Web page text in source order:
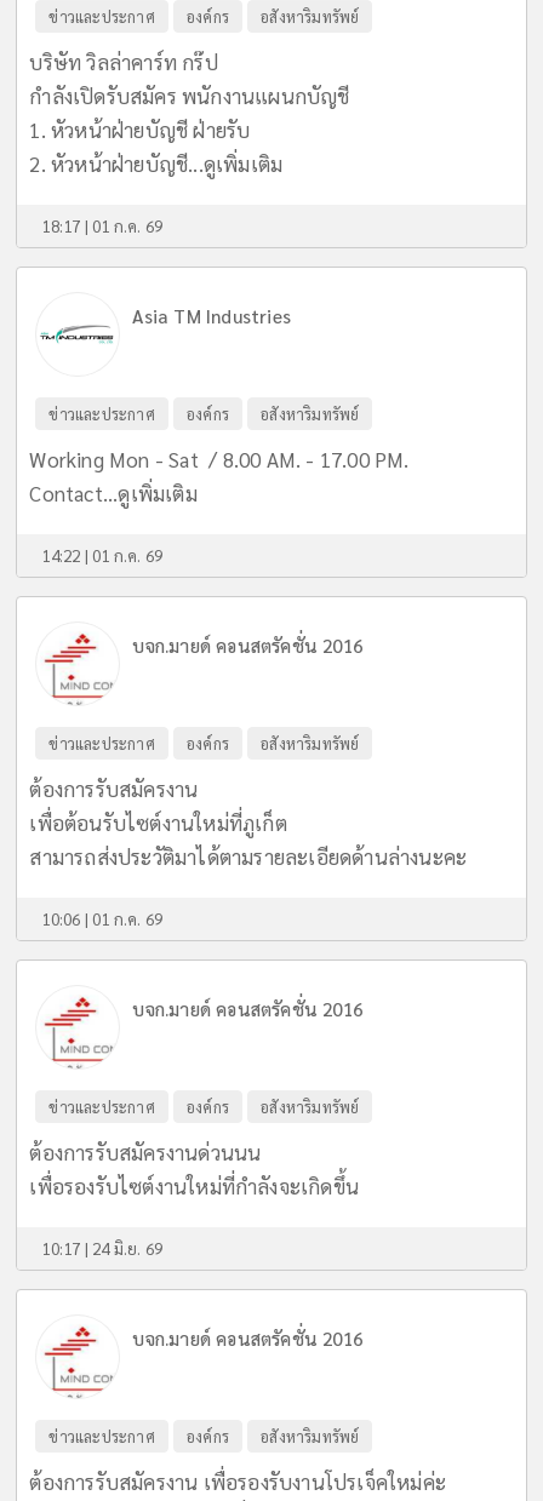
ข่าวและประกาศ องค์กร อสังหาริมทรัพย์
บริษัท วิลล่าคาร์ท กร๊ป
กำลังเปิดรับสมัคร พนักงานแผนกบัญชี
1. หัวหน้าฝ่ายบัญชี ฝ่ายรับ
2. หัวหน้าฝ่ายบัญชี...ดูเพิ่มเติม
18:17 | 01 ก.ค. 69
Asia TM Industries
ข่าวและประกาศ องค์กร อสังหาริมทรัพย์
Working Mon - Sat / 8.00 AM. - 17.00 PM.
Contact...ดูเพิ่มเติม
14:22 | 01 ก.ค. 69
บจก.มายด์ คอนสตรัคชั่น 2016
ข่าวและประกาศ องค์กร อสังหาริมทรัพย์
ต้องการรับสมัครงาน
เพื่อต้อนรับไซต์งานใหม่ที่ภูเก็ต
สามารถส่งประวัติมาได้ตามรายละเอียดด้านล่างนะคะ
10:06 | 01 ก.ค. 69
บจก.มายด์ คอนสตรัคชั่น 2016
ข่าวและประกาศ องค์กร อสังหาริมทรัพย์
ต้องการรับสมัครงานด่วนนน
เพื่อรองรับไซต์งานใหม่ที่กำลังจะเกิดขึ้น
10:17 | 24 มิ.ย. 69
บจก.มายด์ คอนสตรัคชั่น 2016
ข่าวและประกาศ องค์กร อสังหาริมทรัพย์
ต้องการรับสมัครงาน เพื่อรองรับงานโปรเจ็คใหม่ค่ะ